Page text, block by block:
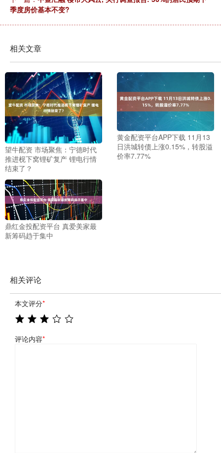
季度房价基本不变?
相关文章
望牛配资 市场聚焦：宁德时代
推进枧下窝锂矿复产 锂电行情
结束了？
黄金配资平台APP下载 11月13
日洪城转债上涨0.15%，转股溢
价率7.77%
鼎红金投配资平台 真爱美家最
新筹码趋于集中
相关评论
本文评分*
评论内容*